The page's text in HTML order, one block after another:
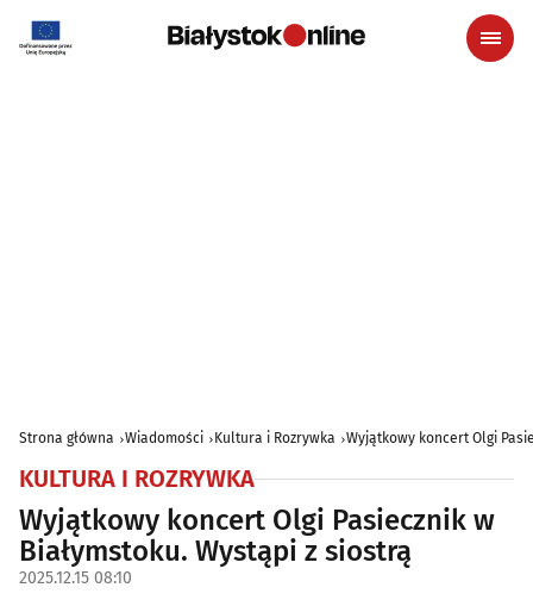
Strona główna Wiadomości Kultura i Rozrywka Wyjątkowy koncert Olgi
KULTURA I ROZRYWKA
Wyjątkowy koncert Olgi Pasiecznik w
Białymstoku. Wystąpi z siostrą
2025.12.15 08:10